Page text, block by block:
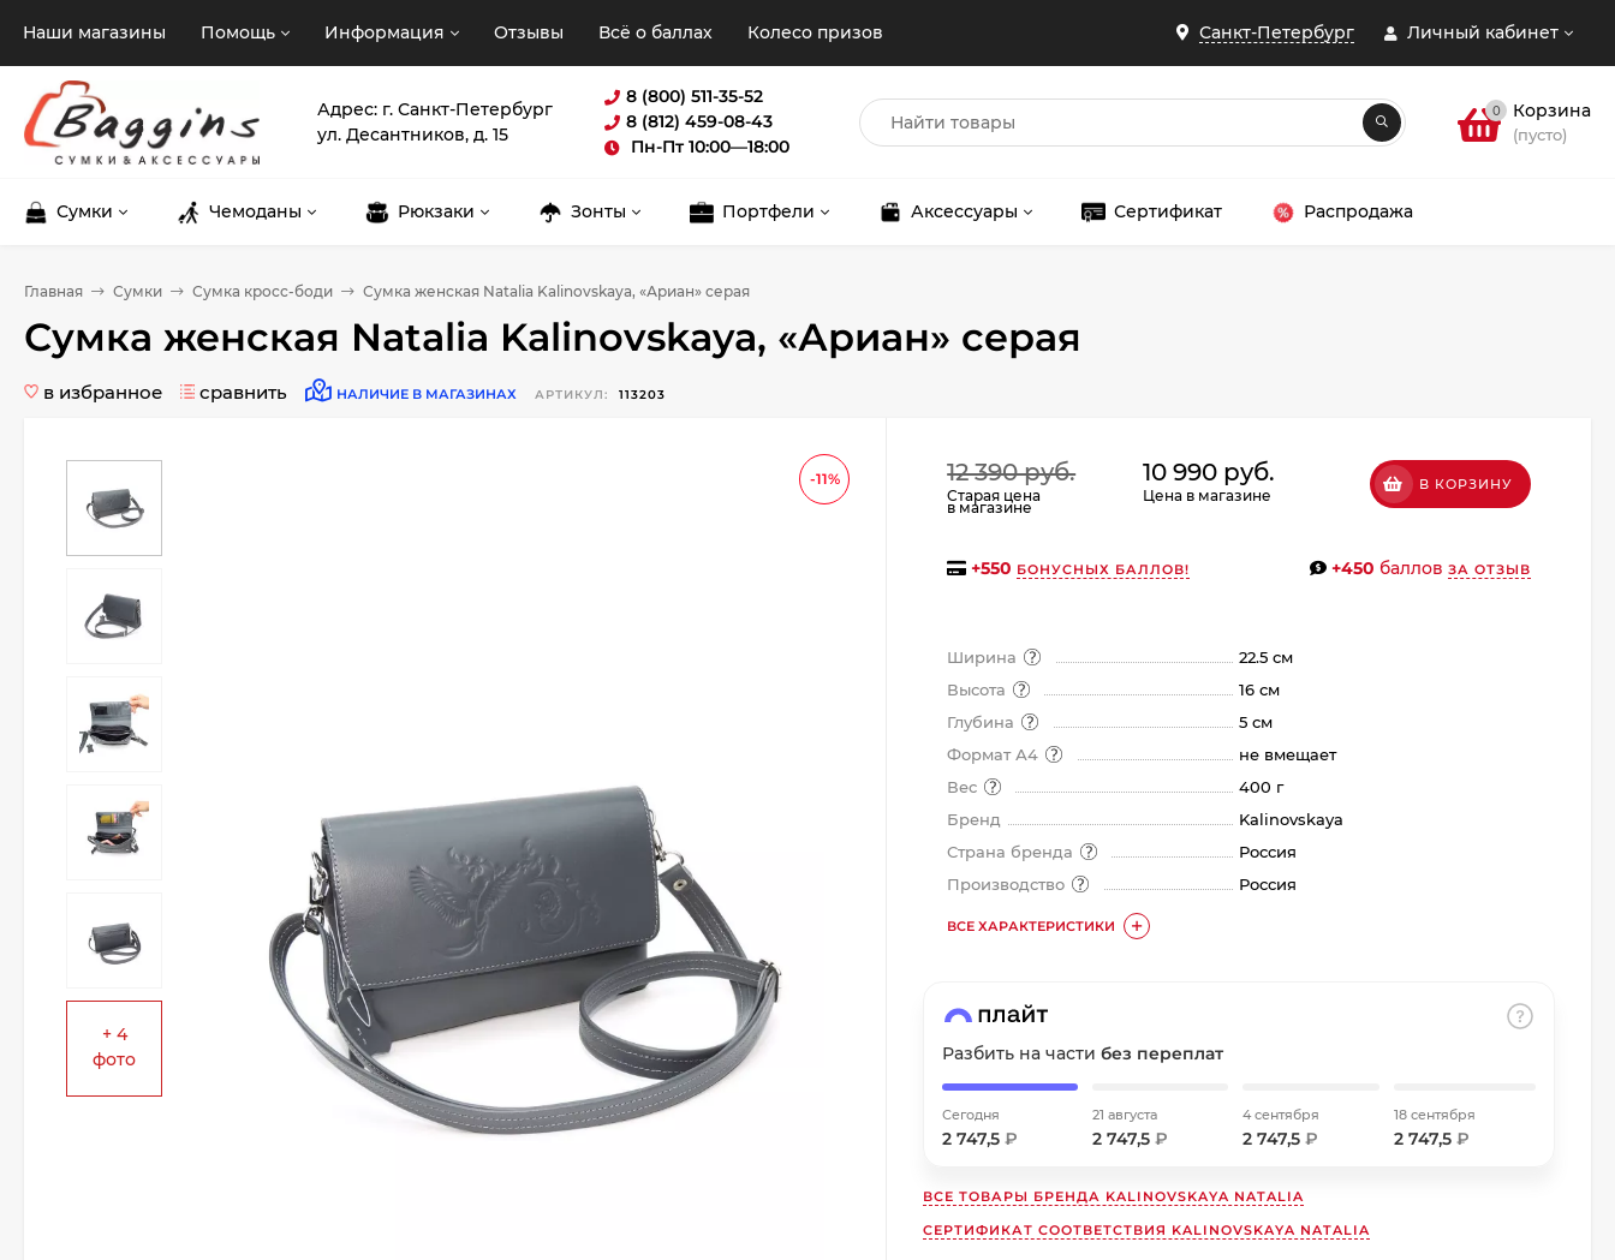
Санкт-Петербург Личный кабинет
Наши магазины Помощь Информация Отзывы Всё о баллах Колесо призов
Адрес: г. Санкт-Петербург
ул. Десантников, д. 15
8 (800) 511-35-52
8 (812) 459-08-43
Пн-Пт 10:00—18:00
0 Корзина
(пусто)
Сумки Чемоданы Рюкзаки Зонты Портфели Аксессуары Сертификат Распродажа
Главная Сумки Сумка кросс-боди Сумка женская Natalia Kalinovskaya, «Ариан» серая
Сумка женская Natalia Kalinovskaya, «Ариан» серая
в избранное сравнить НАЛИЧИЕ В МАГАЗИНАХ АРТИКУЛ: 113203
+ 4
фото
-11% 12 390 руб.
Старая цена
в магазине
10 990 руб.
Цена в магазине
В КОРЗИНУ
+550 БОНУСНЫХ БАЛЛОВ! +450 баллов ЗА ОТЗЫВ
Ширина
22.5 см
Высота
16 см
Глубина
5 см
Формат А4
не вмещает
Вес
400 г
Бренд
Kalinovskaya
Страна бренда
Россия
Производство
Россия
ВСЕ ХАРАКТЕРИСТИКИ
Разбить на частибез переплат
Сегодня
2 747,5₽
21 августа
2 747,5₽
4 сентября
2 747,5₽
18 сентября
2 747,5₽
ВСЕ ТОВАРЫ БРЕНДА KALINOVSKAYA NATALIA
СЕРТИФИКАТ СООТВЕТСТВИЯ KALINOVSKAYA NATALIA
Добавляйте товары
Оплачивайте сегодня только
25% картой любого банка
Получайте товар выбранный способом
каждые 2 недели